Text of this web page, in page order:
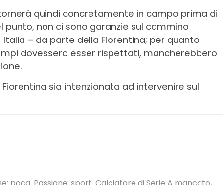
quindi concretamente in campo prima di
punto, non ci sono garanzie sul cammino
– da parte della Fiorentina; per quanto
dovessero esser rispettati, mancherebbero
sia intenzionata ad intervenire sul